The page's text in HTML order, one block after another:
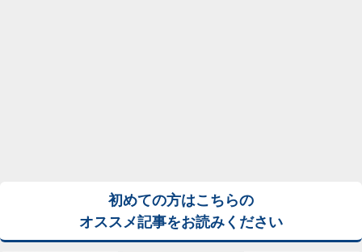
初めての方はこちらの
オススメ記事をお読みください